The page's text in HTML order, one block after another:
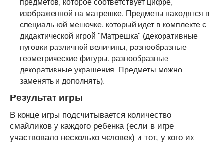
предметов, которое соответствует цифре,
изображенной на матрешке. Предметы находятся в
специальной мешочке, который идет в комплекте с
дидактической игрой "Матрешка" (декоративные
пуговки различной величины, разнообразные
геометрические фигуры, разнообразные
декоративные украшения. Предметы можно
заменять и дополнять).
Результат игры
В конце игры подсчитывается количество
смайликов у каждого ребенка (если в игре
участвовало несколько человек) и тот, у кого их